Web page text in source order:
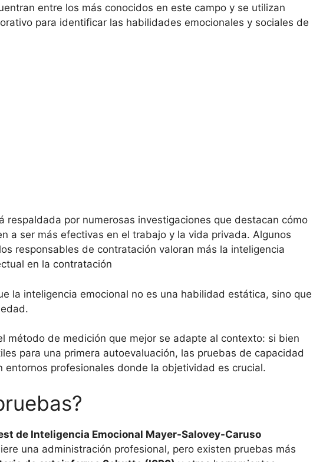
entre los más conocidos en este campo y se utilizan
para identificar las habilidades emocionales y sociales de
respaldada por numerosas investigaciones que destacan cómo
a ser más efectivas en el trabajo y la vida privada. Algunos
responsables de contratación valoran más la inteligencia
en la contratación
la inteligencia emocional no es una habilidad estática, sino que
método de medición que mejor se adapte al contexto: si bien
para una primera autoevaluación, las pruebas de capacidad
entornos profesionales donde la objetividad es crucial.
de Inteligencia Emocional Mayer-Salovey-Caruso
una administración profesional, pero existen pruebas más